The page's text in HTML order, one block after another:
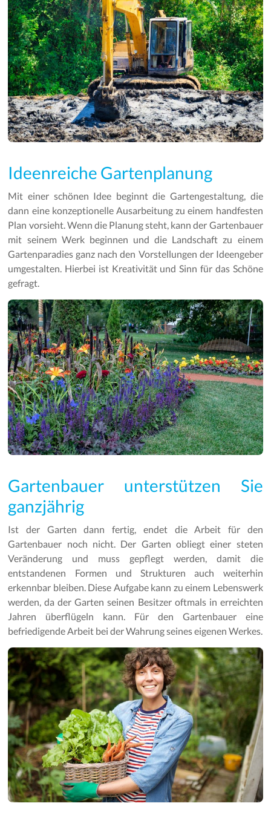
Ideenreiche Gartenplanung
Mit einer schönen Idee beginnt die Gartengestaltung, die
dann eine konzeptionelle Ausarbeitung zu einem handfesten
Plan vorsieht. Wenn die Planung steht, kann der Gartenbauer
mit seinem Werk beginnen und die Landschaft zu einem
Gartenparadies ganz nach den Vorstellungen der Ideengeber
umgestalten. Hierbei ist Kreativität und Sinn für das Schöne
gefragt.
Gartenbauer unterstützen Sie
ganzjährig
Ist der Garten dann fertig, endet die Arbeit für den
Gartenbauer noch nicht. Der Garten obliegt einer steten
Veränderung und muss gepflegt werden, damit die
entstandenen Formen und Strukturen auch weiterhin
erkennbar bleiben. Diese Aufgabe kann zu einem Lebenswerk
werden, da der Garten seinen Besitzer oftmals in erreichten
Jahren überflügeln kann. Für den Gartenbauer eine
befriedigende Arbeit bei der Wahrung seines eigenen Werkes.